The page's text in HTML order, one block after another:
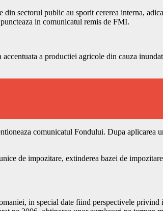
sectorul public au sporit cererea interna,
in comunicatul remis de FMI.
a productiei agricole din cauza
comunicatul Fondului. Dupa aplicarea
de impozitare, extinderea bazei de
in special date fiind perspectivele